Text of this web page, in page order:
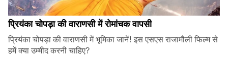
प्रियंका चोपड़ा की वाराणसी में रोमांचक वापसी
प्रियंका चोपड़ा की वाराणसी में भूमिका जानें! इस एसएस राजामौली फिल्म से
हमें क्या उम्मीद करनी चाहिए?